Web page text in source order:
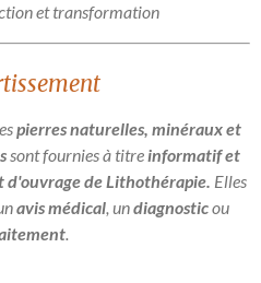
et transformation
pierres naturelles, minéraux et
sont fournies à titreinformatif et
de Lithothérapie. Elles
avis médical, undiagnosticou
.